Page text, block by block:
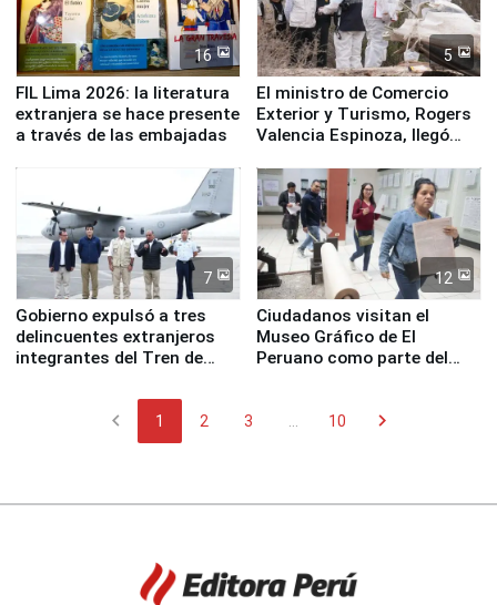
16
FIL Lima 2026: la literatura
extranjera se hace presente
a través de las embajadas
5
El ministro de Comercio
Exterior y Turismo, Rogers
Valencia Espinoza, llegó
Nasca
7
Gobierno expulsó a tres
delincuentes extranjeros
integrantes del Tren de
12
Ciudadanos visitan el
Museo Gráfico de El
Peruano como parte del
chevron_left 1 2 3 10 chevron_right